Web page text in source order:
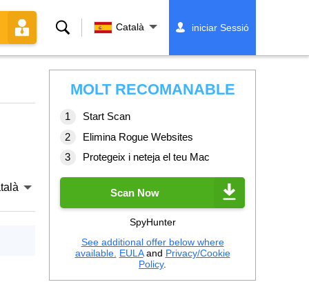
Cerca Català iniciar Sessió
MOLT RECOMANABLE
Start Scan
Elimina Rogue Websites
Protegeix i neteja el teu Mac
Scan Now
SpyHunter
See additional offer below where
available. EULAand Privacy/Cookie
Policy.